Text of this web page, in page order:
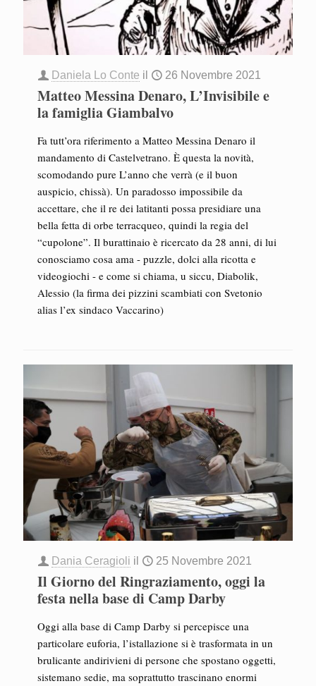
Daniela Lo Conte il 26 Novembre 2021
Matteo Messina Denaro, L’Invisibile e
la famiglia Giambalvo
Fa tutt’ora riferimento a Matteo Messina Denaro il
mandamento di Castelvetrano. È questa la novità,
scomodando pure L’anno che verrà (e il buon
auspicio, chissà). Un paradosso impossibile da
accettare, che il re dei latitanti possa presidiare una
bella fetta di orbe terracqueo, quindi la regia del
“cupolone”. Il burattinaio è ricercato da 28 anni, di lui
conosciamo cosa ama - puzzle, dolci alla ricotta e
videogiochi - e come si chiama, u siccu, Diabolik,
Alessio (la firma dei pizzini scambiati con Svetonio
alias l’ex sindaco Vaccarino)
Dania Ceragioli il 25 Novembre 2021
Il Giorno del Ringraziamento, oggi la
festa nella base di Camp Darby
Oggi alla base di Camp Darby si percepisce una
particolare euforia, l’istallazione si è trasformata in un
brulicante andirivieni di persone che spostano oggetti,
sistemano sedie, ma soprattutto trascinano enormi